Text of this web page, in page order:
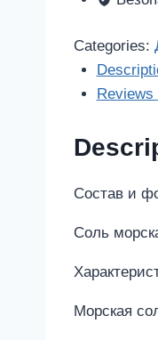
фильтр-
пакет
quantity
Categories:
Reviews
Состав и
Соль
Морская